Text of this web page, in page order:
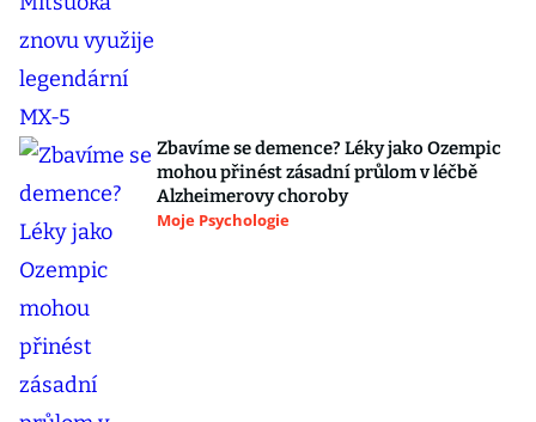
Zbavíme se demence? Léky jako Ozempic
mohou přinést zásadní průlom v léčbě
Alzheimerovy choroby
Moje Psychologie